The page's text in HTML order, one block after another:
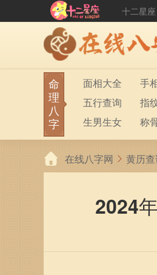
十二星座
命
理
八
字
面相大全
手
五行查询
指
生男生女
称
在线八字网 黄历
2024